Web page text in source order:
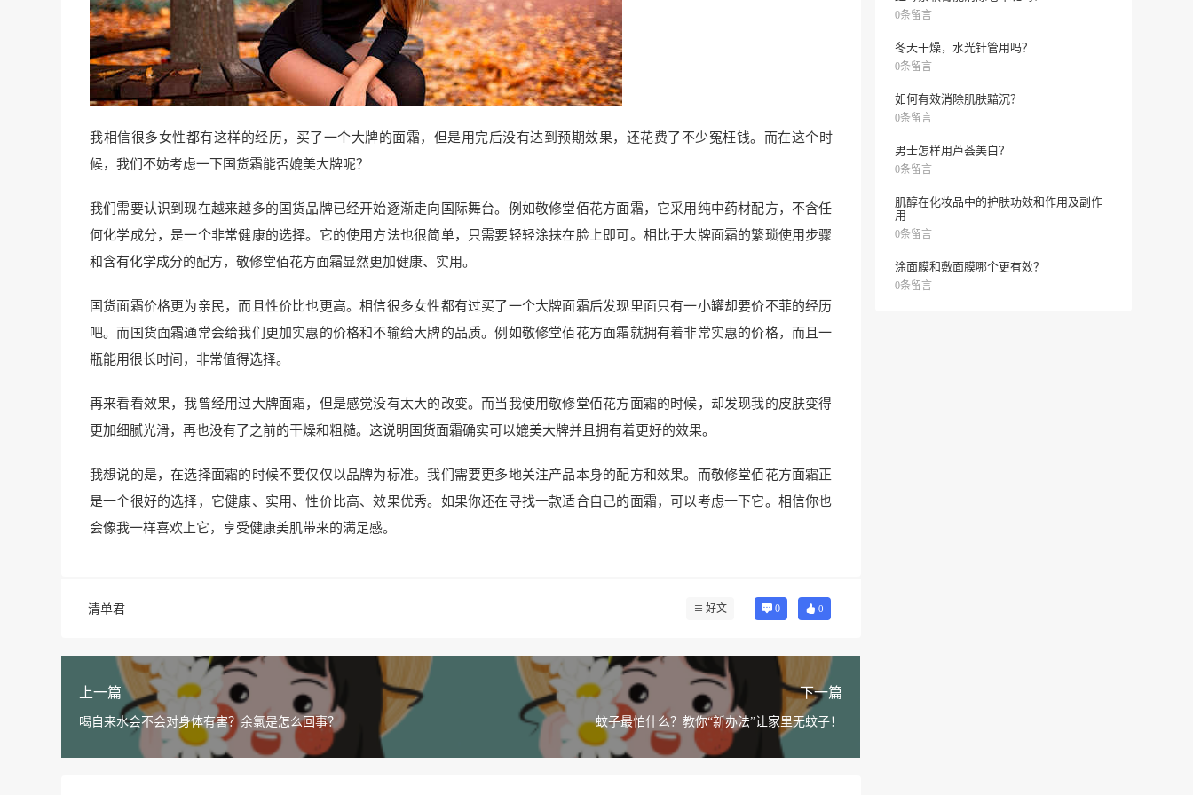
我相信很多女性都有这样的经历，买了一个大牌的面霜，但是用完后没有达到预期效果，还花费了不少冤枉钱。而在这个时
候，我们不妨考虑一下国货霜能否媲美大牌呢？
我们需要认识到现在越来越多的国货品牌已经开始逐渐走向国际舞台。例如敬修堂佰花方面霜，它采用纯中药材配方，不含任
何化学成分，是一个非常健康的选择。它的使用方法也很简单，只需要轻轻涂抹在脸上即可。相比于大牌面霜的繁琐使用步骤
和含有化学成分的配方，敬修堂佰花方面霜显然更加健康、实用。
国货面霜价格更为亲民，而且性价比也更高。相信很多女性都有过买了一个大牌面霜后发现里面只有一小罐却要价不菲的经历
吧。而国货面霜通常会给我们更加实惠的价格和不输给大牌的品质。例如敬修堂佰花方面霜就拥有着非常实惠的价格，而且一
瓶能用很长时间，非常值得选择。
再来看看效果，我曾经用过大牌面霜，但是感觉没有太大的改变。而当我使用敬修堂佰花方面霜的时候，却发现我的皮肤变得
更加细腻光滑，再也没有了之前的干燥和粗糙。这说明国货面霜确实可以媲美大牌并且拥有着更好的效果。
我想说的是，在选择面霜的时候不要仅仅以品牌为标准。我们需要更多地关注产品本身的配方和效果。而敬修堂佰花方面霜正
是一个很好的选择，它健康、实用、性价比高、效果优秀。如果你还在寻找一款适合自己的面霜，可以考虑一下它。相信你也
会像我一样喜欢上它，享受健康美肌带来的满足感。
清单君 好文 0 0
上一篇
喝自来水会不会对身体有害？余氯是怎么回事？
下一篇
蚊子最怕什么？教你“新办法”让家里无蚊子！
0条留言
冬天干燥，水光针管用吗？
0条留言
如何有效消除肌肤黯沉？
0条留言
男士怎样用芦荟美白？
0条留言
肌醇在化妆品中的护肤功效和作用及副作
用
0条留言
涂面膜和敷面膜哪个更有效？
0条留言